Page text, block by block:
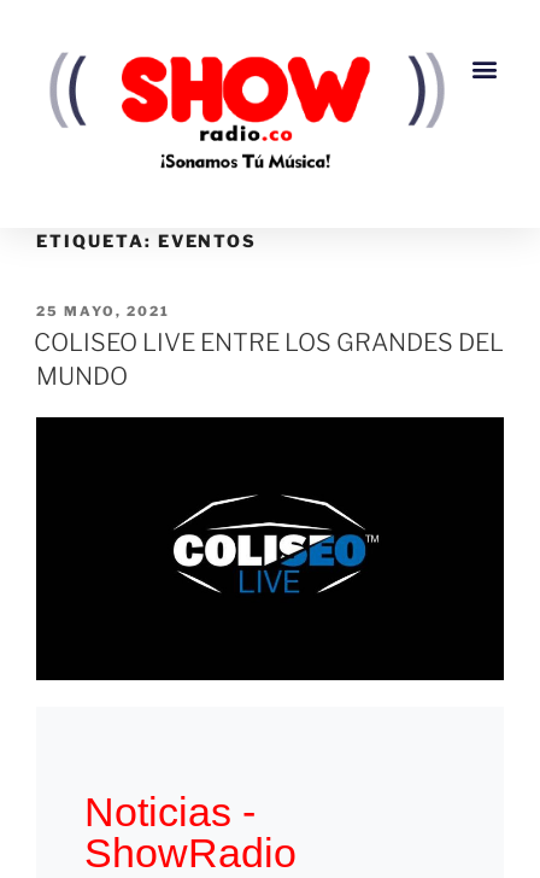
ETIQUETA: EVENTOS
25 MAYO, 2021
COLISEO LIVE ENTRE LOS GRANDES DEL
MUNDO
Noticias -
ShowRadio